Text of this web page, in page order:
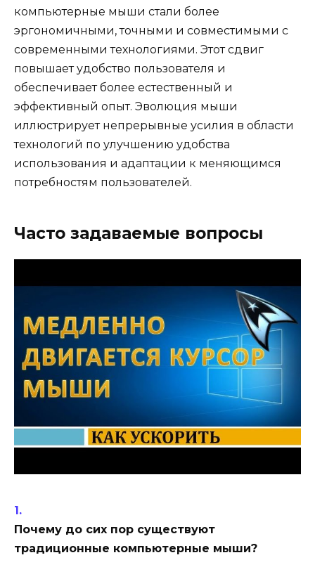
компьютерные мыши стали более
эргономичными, точными и совместимыми с
современными технологиями. Этот сдвиг
повышает удобство пользователя и
обеспечивает более естественный и
эффективный опыт. Эволюция мыши
иллюстрирует непрерывные усилия в области
технологий по улучшению удобства
использования и адаптации к меняющимся
потребностям пользователей.
Часто задаваемые вопросы
Почему до сих пор существуют
традиционные компьютерные мыши?